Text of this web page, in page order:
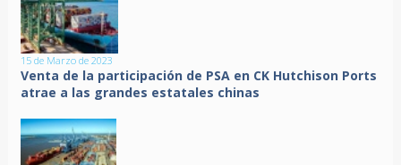
15 de Marzo de 2023
Venta de la participación de PSA en CK Hutchison Ports
atrae a las grandes estatales chinas